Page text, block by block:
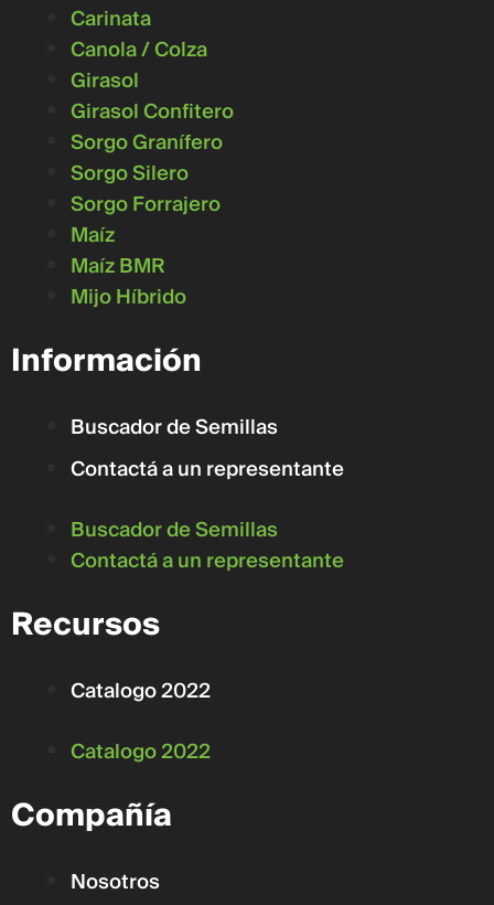
Carinata
Canola / Colza
Girasol
Girasol Confitero
Sorgo Granífero
Sorgo Silero
Sorgo Forrajero
Maíz
Maíz BMR
Mijo Híbrido
Información
Buscador de Semillas
Contactá a un representante
Buscador de Semillas
Contactá a un representante
Recursos
Catalogo 2022
Catalogo 2022
Compañía
Nosotros